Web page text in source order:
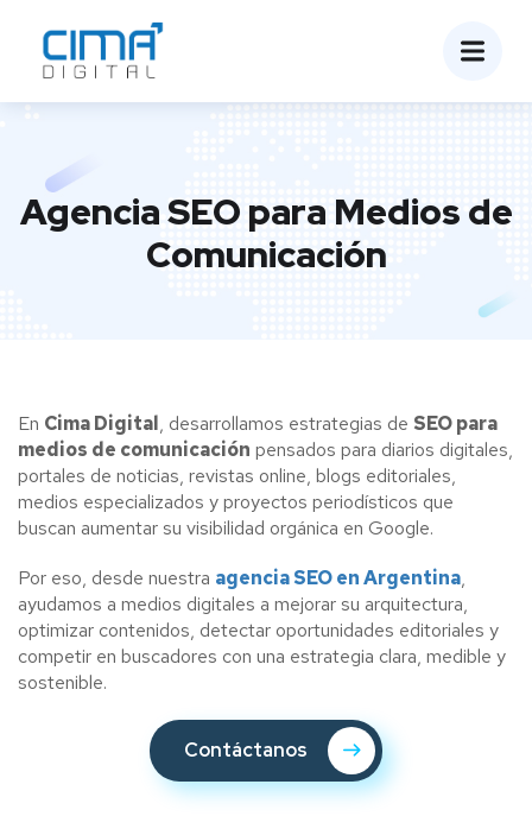
Agencia SEO para Medios de
Comunicación
En Cima Digital, desarrollamos estrategias de SEO para
medios de comunicación pensados para diarios digitales,
portales de noticias, revistas online, blogs editoriales,
medios especializados y proyectos periodísticos que
buscan aumentar su visibilidad orgánica en Google.
Por eso, desde nuestra agencia SEO en Argentina,
ayudamos a medios digitales a mejorar su arquitectura,
optimizar contenidos, detectar oportunidades editoriales y
competir en buscadores con una estrategia clara, medible y
sostenible.
Contáctanos